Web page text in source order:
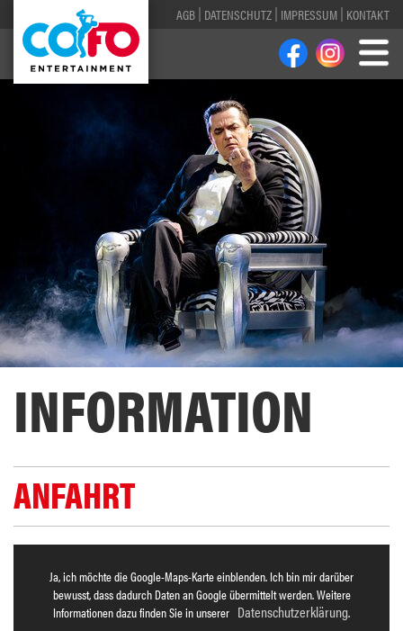
AGB DATENSCHUTZ IMPRESSUM KONTAKT
INFORMATION
ANFAHRT
Ja, ich möchte die Google-Maps-Karte einblenden. Ich bin mir darüber
bewusst, dass dadurch Daten an Google übermittelt werden. Weitere
Informationen dazu finden Sie in unserer Datenschutzerklärung.